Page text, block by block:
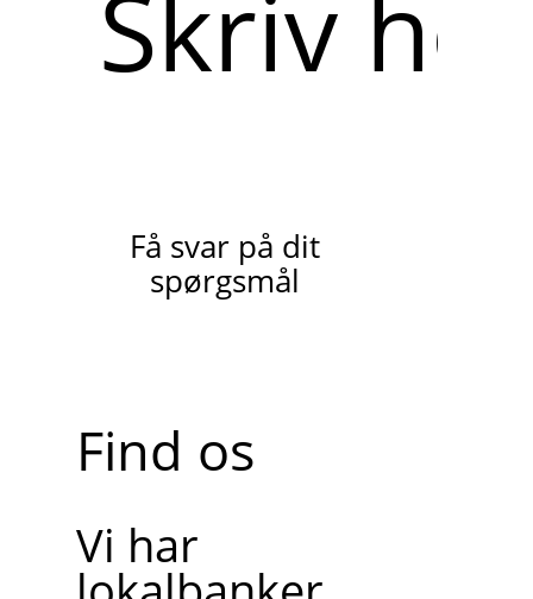
her
Få svar på dit
spørgsmål
Find os
Vi har